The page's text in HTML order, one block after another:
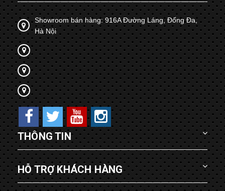
Showroom bán hàng: 916A Đường Láng, Đống Đa,
Hà Nội
THÔNG TIN
HỖ TRỢ KHÁCH HÀNG